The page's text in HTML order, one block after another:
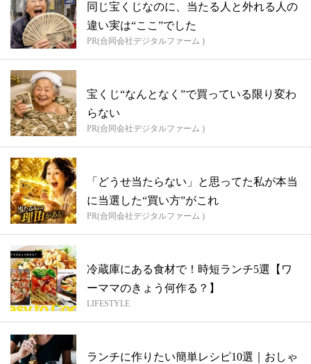
同じ宝くじなのに、当たる人と外れる人の
違い実は“ここ”でした
PR(合同会社デジタルファーム )
宝くじ“なんとなく”で買っている限り変わ
らない
PR(合同会社デジタルファーム )
「どうせ当たらない」と思ってた私が本当
に当選した“買い方”がこれ
PR(合同会社デジタルファーム )
冷蔵庫にある食材で！時短ランチ5選【ワ
ーママのきょう何作る？】
LIFESTYLE
ランチに作りたい簡単レシピ10選｜おしゃ